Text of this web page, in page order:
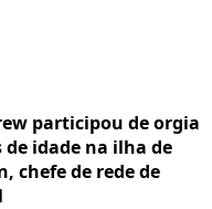
participou de orgia
de idade na ilha de
chefe de rede de